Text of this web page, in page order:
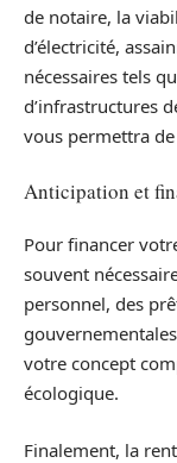
de notaire, la
d’électricité,
nécessaires tels
d’infrastructures
vous permettra
Anticipation et
Pour financer
souvent
personnel, des
votre concept
écologique.
Finalement, la